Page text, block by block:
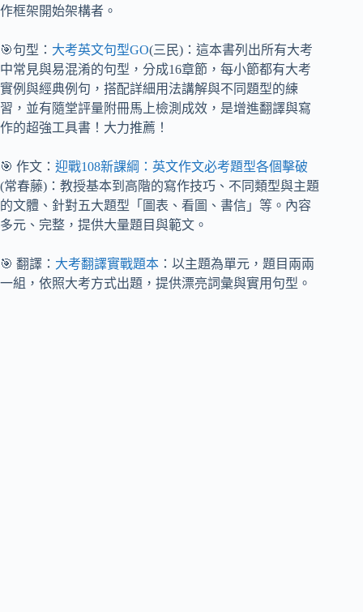
作框架開始架構者。
🎯句型： 大考英文句型GO(三民)：這本書列出所有大考
中常見與易混淆的句型，分成16章節，每小節都有大考
實例與經典例句，搭配詳細用法講解與不同題型的練
習，並有隨堂評量附冊馬上檢測成效，是增進翻譯與寫
作的超強工具書！大力推薦！
🎯 作文： 迎戰108新課綱：英文作文必考題型各個擊破
(常春藤)：教授基本到高階的寫作技巧、不同類型與主題
的文體、針對五大題型「圖表、看圖、書信」等。內容
多元、完整，提供大量題目與範文。
🎯 翻譯： 大考翻譯實戰題本 ：以主題為單元，題目兩兩
一組，依照大考方式出題，提供漂亮詞彙與實用句型。